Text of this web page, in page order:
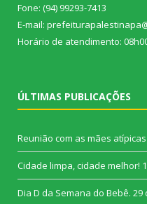
Fone: (94) 99293-7413
E-mail:
Horário de atendimento:
ÚLTIMAS PUBLICAÇÕES
Reunião com as mães atípicas
Cidade limpa, cidade melhor!
Dia D da Semana do Bebê. 29